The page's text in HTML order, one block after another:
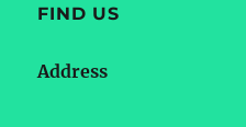
FIND US
Address